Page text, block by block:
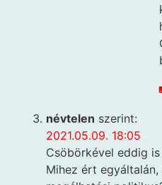
névtelen szerint:
2021.05.09. 18:05
Csöbörkével eddig
Mihez ért